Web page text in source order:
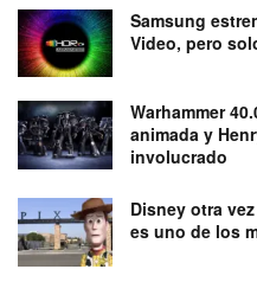
Samsung
Video, pero
Warhammer
animada y
involucrado
Disney otra
es uno de los